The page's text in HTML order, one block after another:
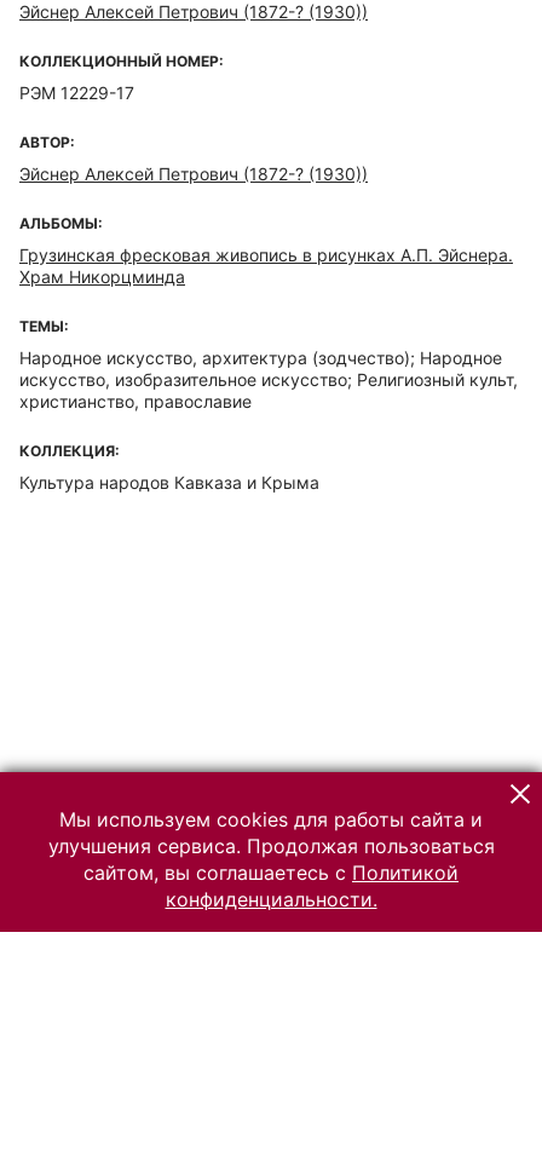
Эйснер Алексей Петрович (1872-? (1930))
КОЛЛЕКЦИОННЫЙ НОМЕР:
РЭМ 12229-17
АВТОР:
Эйснер Алексей Петрович (1872-? (1930))
АЛЬБОМЫ:
Грузинская фресковая живопись в рисунках А.П. Эйснера.
Храм Никорцминда
ТЕМЫ:
Народное искусство, архитектура (зодчество); Народное
искусство, изобразительное искусство; Религиозный культ,
христианство, православие
КОЛЛЕКЦИЯ:
Культура народов Кавказа и Крыма
Мы используем cookies для работы сайта и
улучшения сервиса. Продолжая пользоваться
сайтом, вы соглашаетесь с Политикой
конфиденциальности.